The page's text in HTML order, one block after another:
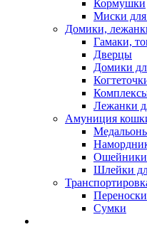
Кормушки
Миски
Домики,
Гамаки,
Дверцы
Домики
Лежанки
Амуниция
Ошейники
Шлейки
Переноски
Сумки